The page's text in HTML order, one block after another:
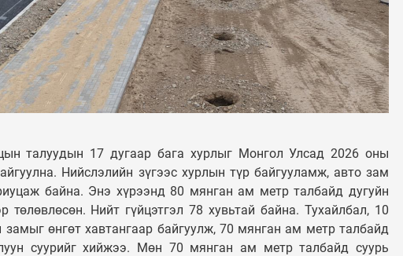
талуудын 17 дугаар бага хурлыг Монгол Улсад 2026 оны
Нийслэлийн зүгээс хурлын түр байгууламж, авто зам
байна. Энэ хүрээнд 80 мянган ам метр талбайд дугуйн
төлөвлөсөн. Нийт гүйцэтгэл 78 хувьтай байна. Тухайлбал, 10
өнгөт хавтангаар байгуулж, 70 мянган ам метр талбайд
суурийг хийжээ. Мөн 70 мянган ам метр талбайд суурь
УЛС ТӨР
Монгол Улсын
Ерөнхийлөгч У.Хүрэлсүх
ээжүүдэд Алдарт эхийн
одон гардуулав
Таван шарын хуучин
орон сууцыг дахин
төлөвлөж, 240 айлын
орон сууцыг ашиглалтад
орууллаа